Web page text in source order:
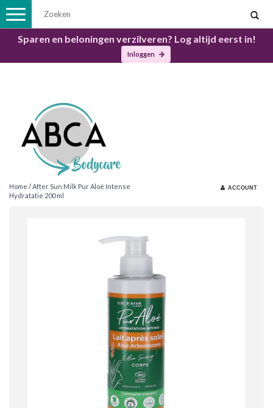
Sparen en beloningen verzilveren? Log altijd eerst in!
Inloggen
Toggle
navigation
Home /After Sun Milk Pur Aloë Intense
Hydratatie 200 ml
ACCOUNT